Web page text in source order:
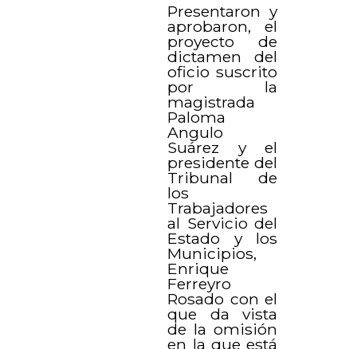
Presentaron y
aprobaron, el
proyecto de
dictamen del
oficio suscrito
por la
magistrada
Paloma
Angulo
Suárez y el
presidente del
Tribunal de
los
Trabajadores
al Servicio del
Estado y los
Municipios,
Enrique
Ferreyro
Rosado con el
que da vista
de la omisión
en la que está